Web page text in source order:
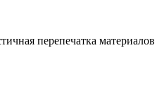
перепечатка